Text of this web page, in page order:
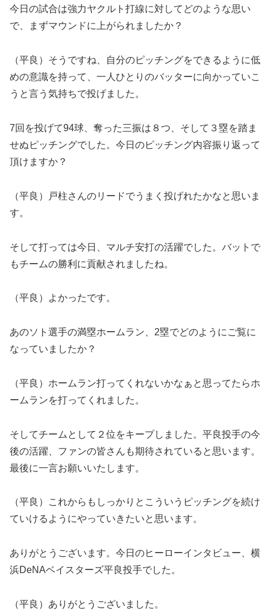
今日の試合は強力ヤクルト打線に対してどのような思い
で、まずマウンドに上がられましたか？
（平良）そうですね、自分のピッチングをできるように低
めの意識を持って、一人ひとりのバッターに向かっていこ
うと言う気持ちで投げました。
7回を投げて94球、奪った三振は８つ、そして３塁を踏ま
せぬピッチングでした。今日のピッチング内容振り返って
頂けますか？
（平良）戸柱さんのリードでうまく投げれたかなと思いま
す。
そして打っては今日、マルチ安打の活躍でした。バットで
もチームの勝利に貢献されましたね。
（平良）よかったです。
あのソト選手の満塁ホームラン、2塁でどのようにご覧に
なっていましたか？
（平良）ホームラン打ってくれないかなぁと思ってたらホ
ームランを打ってくれました。
そしてチームとして２位をキープしました。平良投手の今
後の活躍、ファンの皆さんも期待されていると思います。
最後に一言お願いいたします。
（平良）これからもしっかりとこういうピッチングを続け
ていけるようにやっていきたいと思います。
ありがとうございます。今日のヒーローインタビュー、横
浜DeNAベイスターズ平良投手でした。
（平良）ありがとうございました。